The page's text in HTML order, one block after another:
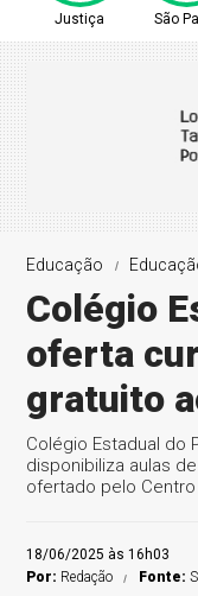
Justiça São
Educação
Colégio
oferta
gratuito
Colégio Estadual do
disponibiliza aulas
ofertado pelo
18/06/2025 às 16h03
Por: Redação Fonte: